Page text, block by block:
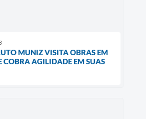
MUNIZ VISITA OBRAS EM
COBRA AGILIDADE EM SUAS